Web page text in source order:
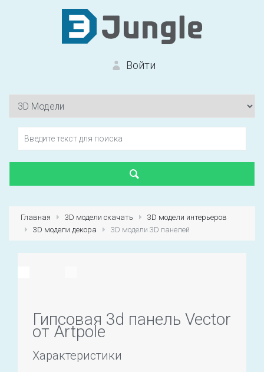
Войти
Первый раз?
Главная 3D модели скачать
3D модели интерьеров
3D модели декора
3D модели 3D панелей
Гипсовая 3d панель Vector
от Artpole
Характеристики